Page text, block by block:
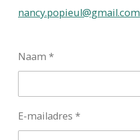
nancy.popieul@gmail.com
Naam *
E-mailadres *